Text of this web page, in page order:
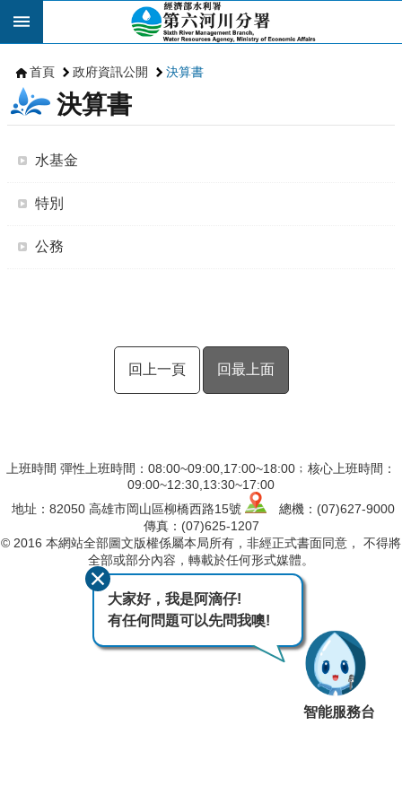
跳到主要內容區塊
首頁 政府資訊公開 決算書
決算書
水基金
特別
公務
回上一頁 回最上面
上班時間 彈性上班時間：08:00~09:00,17:00~18:00﹔核心上班時間：
09:00~12:30,13:30~17:00
地址：82050 高雄市岡山區柳橋西路15號
總機：(07)627-9000
傳真：(07)625-1207
© 2016 本網站全部圖文版權係屬本局所有，非經正式書面同意， 不得將
全部或部分內容，轉載於任何形式媒體。
最後異動日期115-08-06
瀏覽人次336
大家好，我是阿滴仔!
有任何問題可以先問我噢!
智能服務台